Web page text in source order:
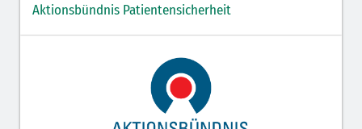
Aktionsbündnis Patientensicherheit